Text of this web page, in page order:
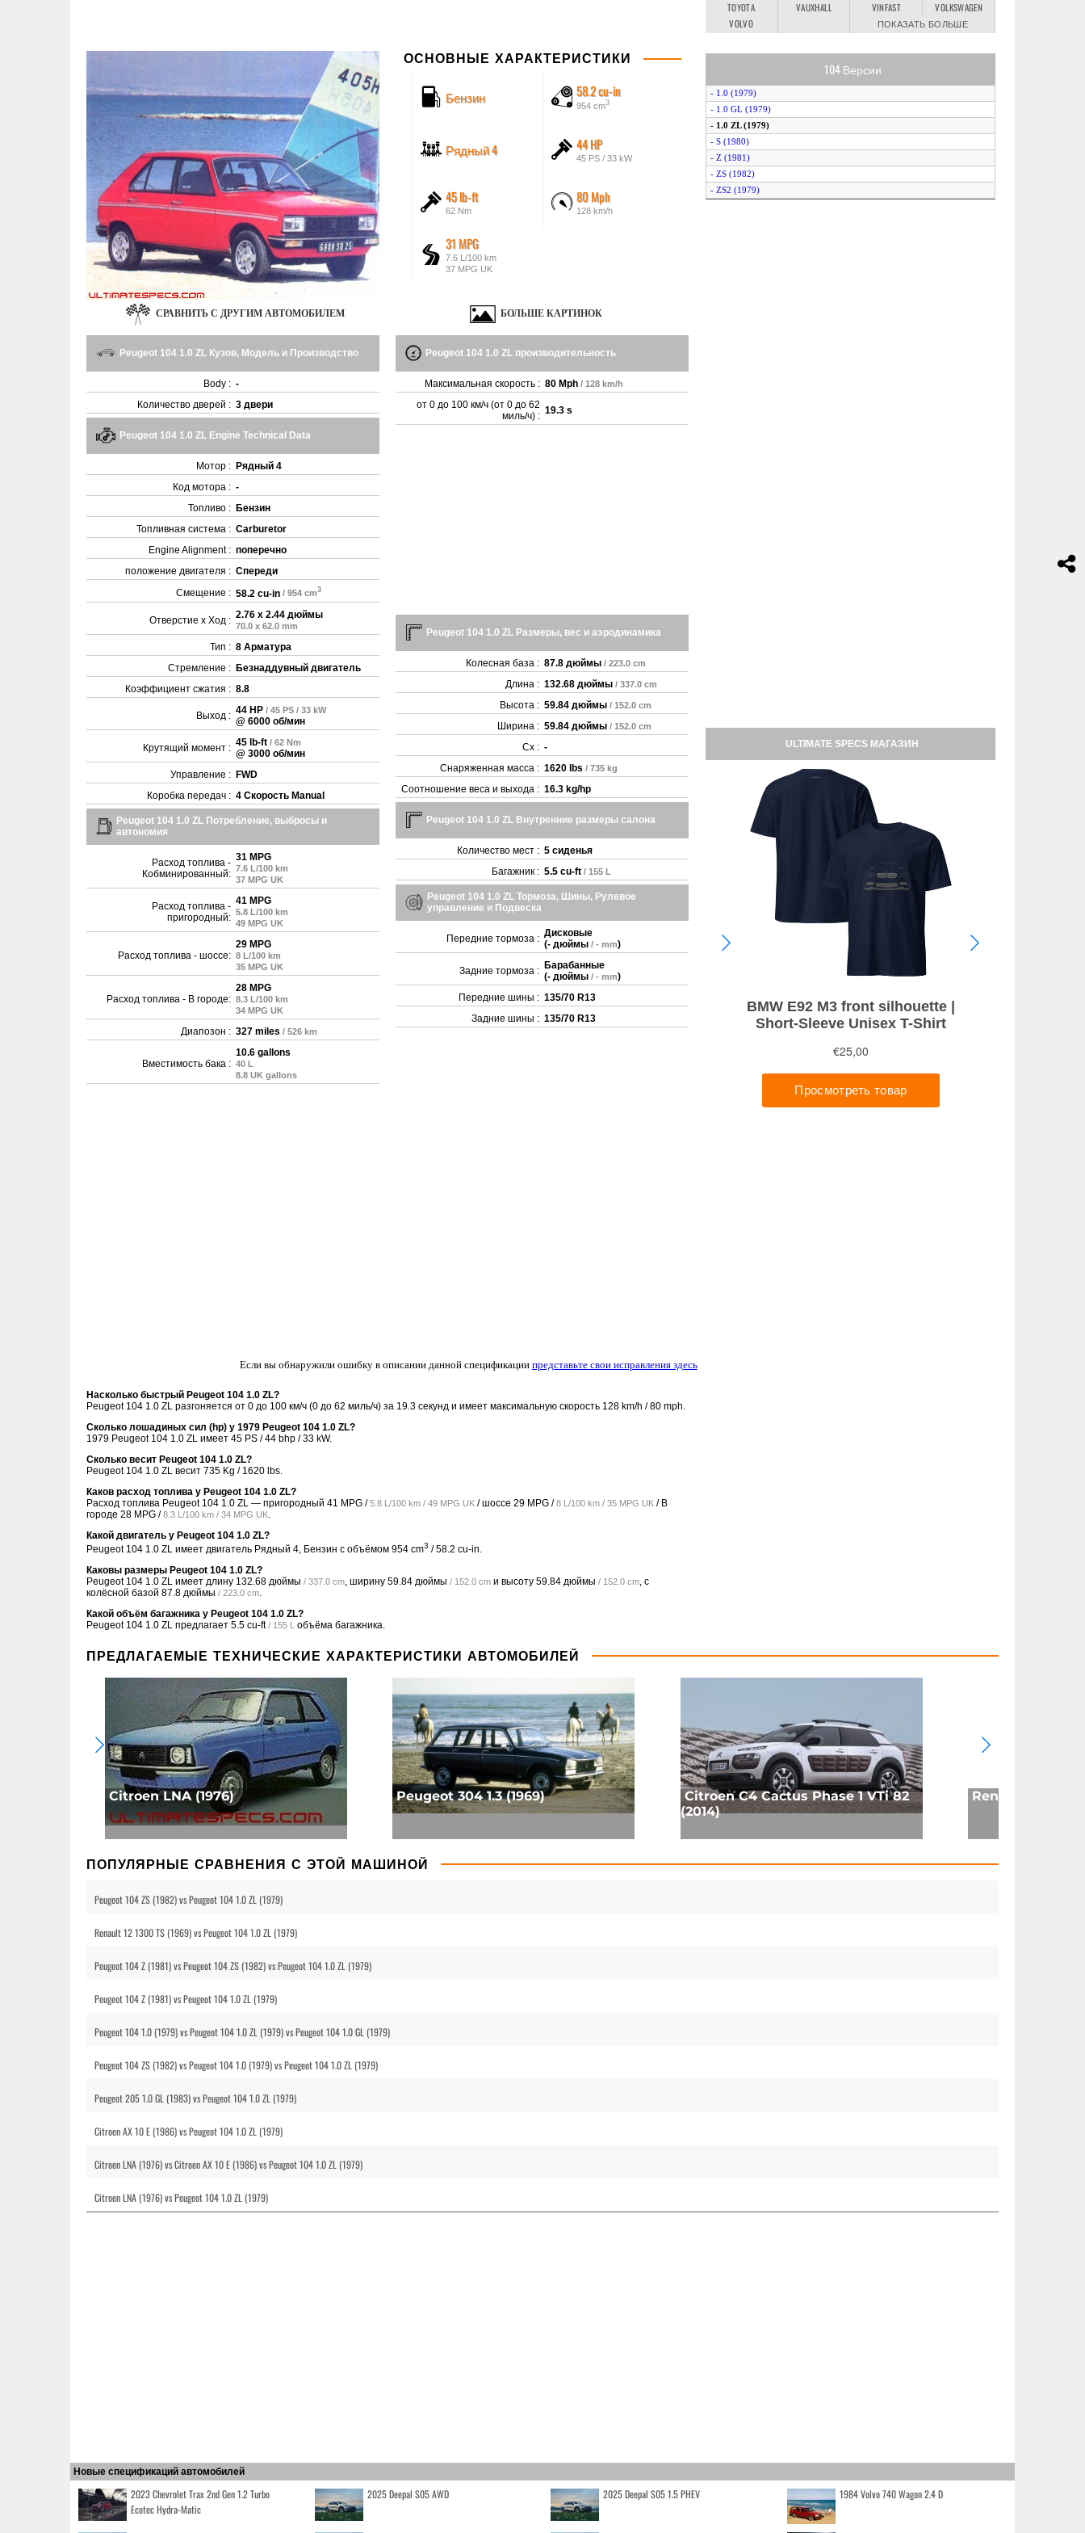
ОСНОВНЫЕ ХАРАКТЕРИСТИКИ
Бензин 58.2 cu-in
954 cm3
Рядный 4 44 HP
45 PS / 33 kW
45 lb-ft
62 Nm
80 Mph
128 km/h
31 MPG
7.6 L/100 km
37 MPG UK
СРАВНИТЬ С ДРУГИМ АВТОМОБИЛЕМ БОЛЬШЕ КАРТИНОК
Peugeot 104 1.0 ZL Кузов, Модель и Производство
Body : -
Количество дверей : 3 двери
Peugeot 104 1.0 ZL Engine Technical Data
Мотор : Рядный 4
Код мотора : -
Топливо : Бензин
Топливная система : Carburetor
Engine Alignment : поперечно
положение двигателя : Спереди
Смещение : 58.2 cu-in / 954 cm3
Отверстие x Ход : 2.76 x 2.44 дюймы
70.0 x 62.0 mm
Тип : 8 Арматура
Стремление : Безнаддувный двигатель
Коэффициент сжатия : 8.8
Выход : 44 HP / 45 PS / 33 kW
@ 6000 об/мин
Крутящий момент : 45 lb-ft / 62 Nm
@ 3000 об/мин
Управление : FWD
Коробка передач : 4 Скорость Manual
Peugeot 104 1.0 ZL Потребление, выбросы и
автономия
Расход топлива -
Кобминированный:
31 MPG
7.6 L/100 km
37 MPG UK
Расход топлива -
пригородный:
41 MPG
5.8 L/100 km
49 MPG UK
Расход топлива - шоссе:
29 MPG
8 L/100 km
35 MPG UK
Расход топлива - В городе:
28 MPG
8.3 L/100 km
34 MPG UK
Диапозон : 327 miles / 526 km
Вместимость бака :
10.6 gallons
40 L
8.8 UK gallons
Peugeot 104 1.0 ZL производительность
Максимальная скорость : 80 Mph / 128 km/h
от 0 до 100 км/ч (от 0 до 62
миль/ч) : 19.3 s
Peugeot 104 1.0 ZL Размеры, вес и аэродинамика
Колесная база : 87.8 дюймы / 223.0 cm
Длина : 132.68 дюймы / 337.0 cm
Высота : 59.84 дюймы / 152.0 cm
Ширина : 59.84 дюймы / 152.0 cm
Cx : -
Снаряженная масса : 1620 lbs / 735 kg
Соотношение веса и выхода : 16.3 kg/hp
Peugeot 104 1.0 ZL Внутренние размеры салона
Количество мест : 5 сиденья
Багажник : 5.5 cu-ft / 155 L
Peugeot 104 1.0 ZL Тормоза, Шины, Рулевое
управление и Подвеска
Передние тормоза : Дисковые
(- дюймы / - mm)
Задние тормоза : Барабанные
(- дюймы / - mm)
Передние шины : 135/70 R13
Задние шины : 135/70 R13
Если вы обнаружили ошибку в описании данной спецификации представьте свои исправления здесь
Насколько быстрый Peugeot 104 1.0 ZL?
Peugeot 104 1.0 ZL разгоняется от 0 до 100 км/ч (0 до 62 миль/ч) за 19.3 секунд и имеет максимальную скорость 128 km/h / 80 mph.
Сколько лошадиных сил (hp) у 1979 Peugeot 104 1.0 ZL?
1979 Peugeot 104 1.0 ZL имеет 45 PS / 44 bhp / 33 kW.
Сколько весит Peugeot 104 1.0 ZL?
Peugeot 104 1.0 ZL весит 735 Kg / 1620 lbs.
Каков расход топлива у Peugeot 104 1.0 ZL?
Расход топлива Peugeot 104 1.0 ZL — пригородный 41 MPG /5.8 L/100 km / 49 MPG UK / шоссе 29 MPG /8 L/100 km / 35 MPG UK / В
городе 28 MPG /8.3 L/100 km / 34 MPG UK
Какой двигатель у Peugeot 104 1.0 ZL?
Peugeot 104 1.0 ZL имеет двигатель Рядный 4, Бензин с объёмом 954 cm3 / 58.2 cu-in.
Каковы размеры Peugeot 104 1.0 ZL?
Peugeot 104 1.0 ZL имеет длину 132.68 дюймы / 337.0 cm , ширину 59.84 дюймы / 152.0 cm и высоту 59.84 дюймы / 152.0 cm , с
колёсной базой 87.8 дюймы / 223.0 cm
Какой объём багажника у Peugeot 104 1.0 ZL?
Peugeot 104 1.0 ZL предлагает 5.5 cu-ft / 155 L объёма багажника.
TOYOTA
VAUXHALL VINFAST
VOLKSWAGEN
VOLVO
ПОКАЗАТЬ БОЛЬШЕ
104 Версии
- 1.0 (1979)
- 1.0 GL (1979)
- 1.0 ZL (1979)
- S (1980)
- Z (1981)
- ZS (1982)
- ZS2 (1979)
ULTIMATE SPECS МАГАЗИН
ПРЕДЛАГАЕМЫЕ ТЕХНИЧЕСКИЕ ХАРАКТЕРИСТИКИ АВТОМОБИЛЕЙ
Citroen LNA (1976) Peugeot 304 1.3 (1969)
Citroen C4 Cactus Phase 1 VTi 82
(2014)
Renault 5 TLC
ПОПУЛЯРНЫЕ СРАВНЕНИЯ С ЭТОЙ МАШИНОЙ
Peugeot 104 ZS (1982) vs Peugeot 104 1.0 ZL (1979)
Renault 12 1300 TS (1969) vs Peugeot 104 1.0 ZL (1979)
Peugeot 104 Z (1981) vs Peugeot 104 ZS (1982) vs Peugeot 104 1.0 ZL (1979)
Peugeot 104 Z (1981) vs Peugeot 104 1.0 ZL (1979)
Peugeot 104 1.0 (1979) vs Peugeot 104 1.0 ZL (1979) vs Peugeot 104 1.0 GL (1979)
Peugeot 104 ZS (1982) vs Peugeot 104 1.0 (1979) vs Peugeot 104 1.0 ZL (1979)
Peugeot 205 1.0 GL (1983) vs Peugeot 104 1.0 ZL (1979)
Citroen AX 10 E (1986) vs Peugeot 104 1.0 ZL (1979)
Citroen LNA (1976) vs Citroen AX 10 E (1986) vs Peugeot 104 1.0 ZL (1979)
Citroen LNA (1976) vs Peugeot 104 1.0 ZL (1979)
Новые спецификаций автомобилей
2023 Chevrolet Trax 2nd Gen 1.2 Turbo
Ecotec Hydra-Matic
2025 Deepal S05 AWD 2025 Deepal S05 1.5 PHEV 1984 Volvo 740 Wagon 2.4 D